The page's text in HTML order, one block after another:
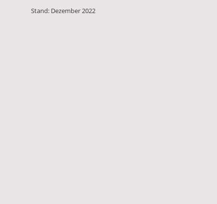
Stand: Dezember 2022